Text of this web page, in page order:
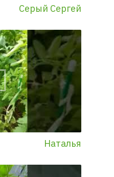
Серый Сергей
Наталья